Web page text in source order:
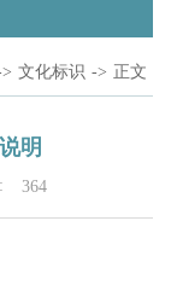
文化标识 -> 正文
明
364